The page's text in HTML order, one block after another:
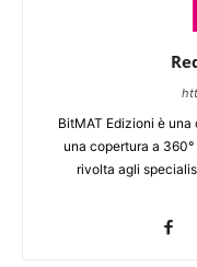
BitMAT Edizioni è
una copertura a
rivolta agli